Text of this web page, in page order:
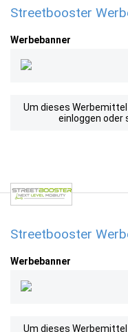
Streetbooster
Werbebanner
Um dieses
einloggen oder
Streetbooster
Werbebanner
Um dieses